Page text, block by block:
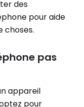
des
pour aide
choses.
pas
appareil
pour